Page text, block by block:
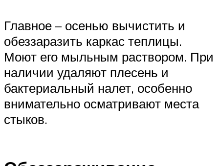
Главное – осенью вычистить и
обеззаразить каркас теплицы.
Моют его мыльным раствором. При
наличии удаляют плесень и
бактериальный налет, особенно
внимательно осматривают места
стыков.